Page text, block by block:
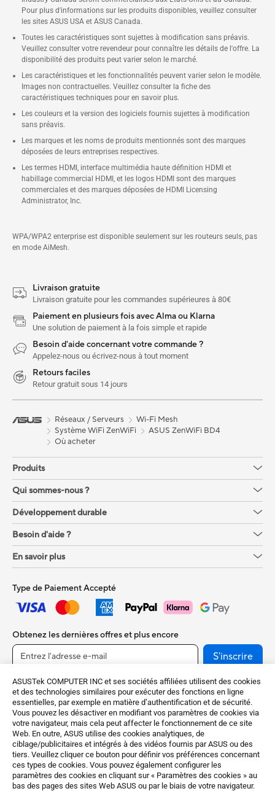
ASUSTek COMPUTER INC et ses sociétés affiliées utilisent des cookies
et des technologies similaires pour exécuter des fonctions en ligne
essentielles, par exemple en matière d’authentification et de sécurité.
Vous pouvez les désactiver en modifiant vos paramètres de cookies via
votre navigateur, mais cela peut affecter le fonctionnement de ce site
Web. En outre, ASUS utilise des cookies analytiques, de
ciblage/publicitaires et intégrés à des vidéos fournis par ASUS ou des
tiers. Veuillez cliquer ce bouton pour définir vos préférences concernant
ces types de cookies. Vous pouvez également configurer les
paramètres des cookies en cliquant sur « Paramètres des cookies » au
bas des pages des sites Web ASUS ou par le biais de votre navigateur.
Pour plus d'informations sur les produits disponibles, veuillez consulter
les sites ASUS USA et ASUS Canada.
Toutes les caractéristiques sont sujettes à modification sans préavis.
Veuillez consulter votre revendeur pour connaître les détails de l'offre. La
disponibilité des produits peut varier selon le marché.
Les caractéristiques et les fonctionnalités peuvent varier selon le modèle.
Images non contractuelles. Veuillez consulter la fiche des
caractéristiques techniques pour en savoir plus.
Les couleurs et la version des logiciels fournis sujettes à modification
sans préavis.
Les marques et les noms de produits mentionnés sont des marques
déposées de leurs entreprises respectives.
Les termes HDMI, interface multimédia haute définition HDMI et
habillage commercial HDMI, et les logos HDMI sont des marques
commerciales et des marques déposées de HDMI Licensing
Administrator, Inc.
WPA/WPA2 enterprise est disponible seulement sur les routeurs seuls, pas
en mode AiMesh.
Livraison gratuite
Livraison gratuite pour les commandes supérieures à 80€
Paiement en plusieurs fois avec Alma ou Klarna
Une solution de paiement à la fois simple et rapide
Besoin d'aide concernant votre commande ?
Appelez-nous ou écrivez-nous à tout moment
Retours faciles
Retour gratuit sous 14 jours
Réseaux / Serveurs
Wi-Fi Mesh
Système WiFi ZenWiFi
ASUS ZenWiFi BD4
Où acheter
Produits
Qui sommes-nous ?
Développement durable
Besoin d'aide ?
En savoir plus
Type de Paiement Accepté
Obtenez les dernières offres et plus encore
S'inscrire
France / Français